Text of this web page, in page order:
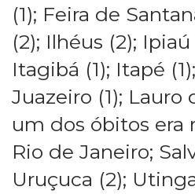
(1); Feira de
(2); Ilhéus (2); Ipiaú
Itagibá (1); Itapé
Juazeiro (1); Lauro
um dos óbitos era
Rio de Janeiro;
Uruçuca (2);